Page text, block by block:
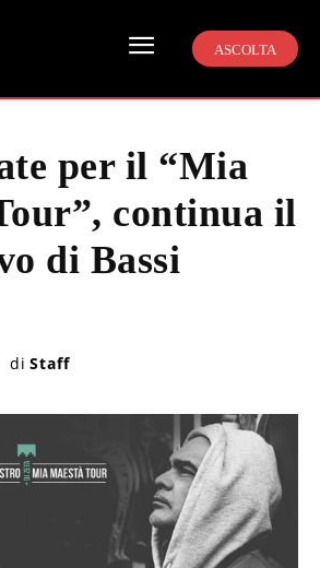
ASCOLTA
per il “Mia
continua il
di Bassi
di Staff